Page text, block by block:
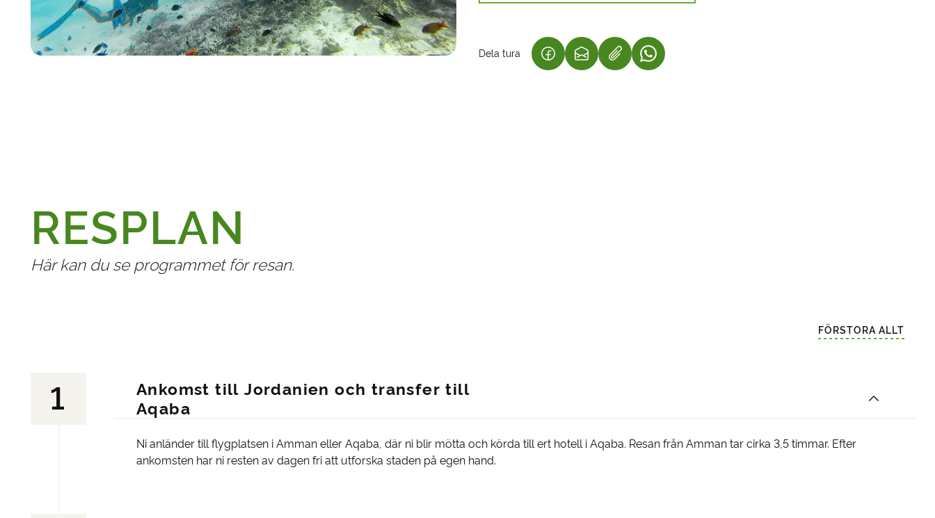
Dela tura (LÄNKEN ÖPPNAS I EN NY FLIK)
(LÄNKEN ÖPPNAS I EN NY FLIK)
(LÄNKEN ÖPPNAS I EN NY FLIK)
RESPLAN
Här kan du se programmet för resan.
FÖRSTORA ALLT
1
Ankomst till Jordanien och transfer till
Aqaba
Ni anländer till flygplatsen i Amman eller Aqaba, där ni blir mötta och körda till ert hotell i Aqaba. Resan från Amman tar cirka 3,5 timmar. Efter
ankomsten har ni resten av dagen fri att utforska staden på egen hand.